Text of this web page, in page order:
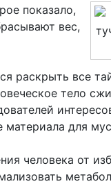
показало,
вес,
раскрыть все
тело
материала для
человека от